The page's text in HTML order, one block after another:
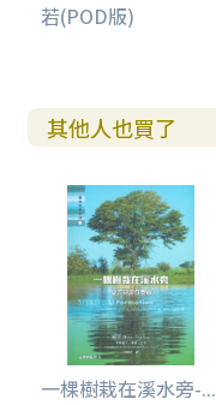
若(POD版)
其他人也買了
一棵樹栽在溪水旁-...